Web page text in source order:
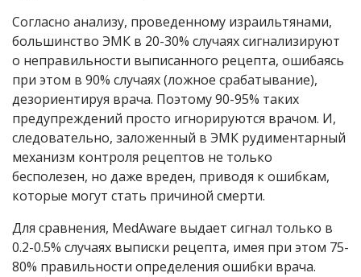
Согласно анализу, проведенному израильтянами,
большинство ЭМК в 20-30% случаях сигнализируют
о неправильности выписанного рецепта, ошибаясь
при этом в 90% случаях (ложное срабатывание),
дезориентируя врача. Поэтому 90-95% таких
предупреждений просто игнорируются врачом. И,
следовательно, заложенный в ЭМК рудиментарный
механизм контроля рецептов не только
бесполезен, но даже вреден, приводя к ошибкам,
которые могут стать причиной смерти.
Для сравнения, MedAware выдает сигнал только в
0.2-0.5% случаях выписки рецепта, имея при этом 75-
80% правильности определения ошибки врача.